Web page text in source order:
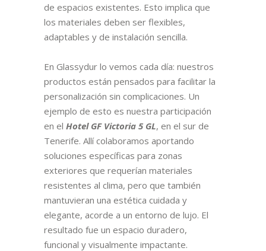
de espacios existentes. Esto implica que
los materiales deben ser flexibles,
adaptables y de instalación sencilla.
En Glassydur lo vemos cada día: nuestros
productos están pensados para facilitar la
personalización sin complicaciones. Un
ejemplo de esto es nuestra participación
en el Hotel GF Victoria 5 GL, en el sur de
Tenerife. Allí colaboramos aportando
soluciones específicas para zonas
exteriores que requerían materiales
resistentes al clima, pero que también
mantuvieran una estética cuidada y
elegante, acorde a un entorno de lujo. El
resultado fue un espacio duradero,
funcional y visualmente impactante.